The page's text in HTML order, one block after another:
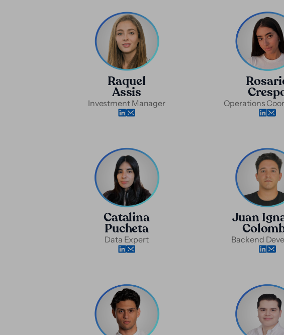
Raquel
Assis
Investment Manager Operations
Catalina
Pucheta
Data Expert
Juan
Backend